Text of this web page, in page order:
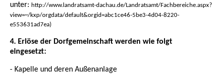
unter: http://www.landratsamt-dachau.de/Landratsamt/Fachbereiche.aspx?
view=~/kxp/orgdata/default&orgid=abc1ce46-5be3-4d04-8220-
e553631ad7ea)
4. Erlöse der Dorfgemeinschaft werden wie folgt
eingesetzt:
- Kapelle und deren Außenanlage